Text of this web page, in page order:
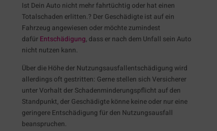
Ist Dein Auto nicht mehr fahrtüchtig oder hat einen
Totalschaden erlitten.? Der Geschädigte ist auf ein
Fahrzeug angewiesen oder möchte zumindest
dafürEntschädigung, dass er nach dem Unfall sein Auto
nicht nutzen kann.
Über die Höhe der Nutzungsausfallentschädigung wird
allerdings oft gestritten: Gerne stellen sich Versicherer
unter Vorhalt der Schadenminderungspflicht auf den
Standpunkt, der Geschädigte könne keine oder nur eine
geringere Entschädigung für den Nutzungsausfall
beanspruchen.